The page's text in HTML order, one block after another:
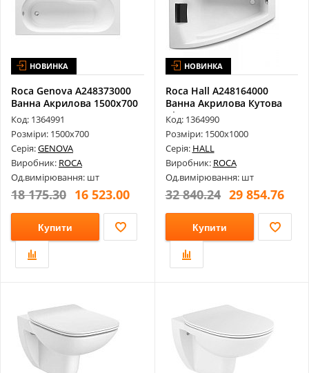
НОВИНКА
Roca Genova A248373000
Ванна Акрилова 1500х700
Прямо...
Код: 1364991
Розміри: 1500х700
Серія:GENOVA
Виробник: ROCA
Од.вимірювання: шт
18 175.30 16 523.00
Купити
НОВИНКА
Roca Hall A248164000
Ванна Акрилова Кутова
Ліва 1500...
Код: 1364990
Розміри: 1500х1000
Серія: HALL
Виробник: ROCA
Од.вимірювання: шт
32 840.24 29 854.76
Купити